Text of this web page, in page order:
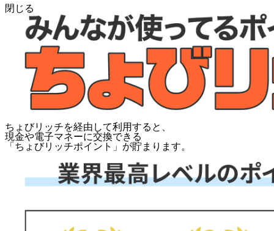
閉じる
ちょびリッチを経由して利用すると、
現金や電子マネーに交換できる
「 ちょびリッチポイント 」が貯まります。